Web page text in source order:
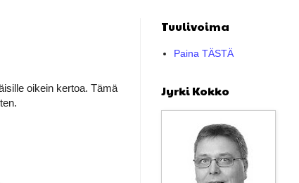
oikein kertoa. Tämä
Tuulivoima
Paina TÄSTÄ
Jyrki Kokko